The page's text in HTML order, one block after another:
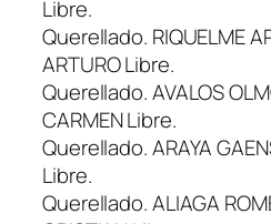
Libre.
Querellado. RIQUELME
ARTURO Libre.
Querellado. AVALOS
CARMEN Libre.
Querellado. ARAYA
Libre.
Querellado. ALIAGA